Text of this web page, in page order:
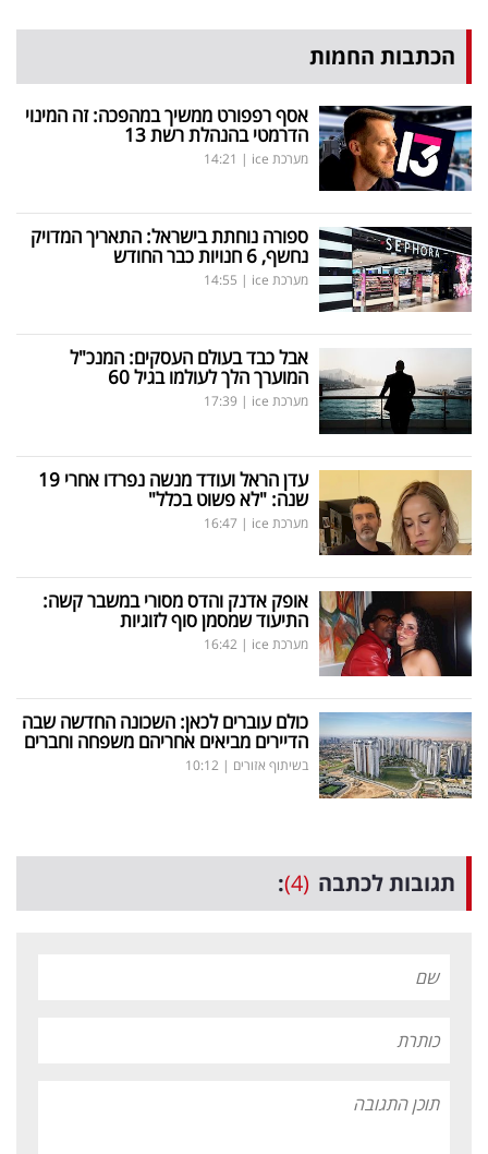
הכתבות החמות
אסף רפפורט ממשיך במהפכה: זה המינוי
הדרמטי בהנהלת רשת 13
מערכת ice |
14:21
ספורה נוחתת בישראל: התאריך המדויק
נחשף, 6 חנויות כבר החודש
מערכת ice |
14:55
אבל כבד בעולם העסקים: המנכ"ל
המוערך הלך לעולמו בגיל 60
מערכת ice |
17:39
עדן הראל ועודד מנשה נפרדו אחרי 19
שנה: "לא פשוט בכלל"
מערכת ice |
16:47
אופק אדנק והדס מסורי במשבר קשה:
התיעוד שמסמן סוף לזוגיות
מערכת ice |
16:42
כולם עוברים לכאן: השכונה החדשה שבה
הדיירים מביאים אחריהם משפחה וחברים
בשיתוף אזורים |
10:12
תגובות לכתבה (4)
: